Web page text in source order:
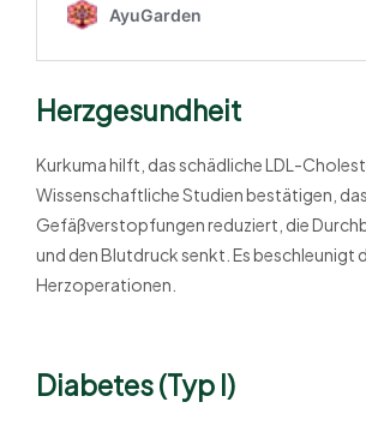
Herzgesundheit
Kurkuma hilft, das schädliche LDL-
Wissenschaftliche Studien bestätigen,
Gefäßverstopfungen reduziert, die
und den Blutdruck senkt. Es beschleunigt
Herzoperationen.
Diabetes (Typ I)